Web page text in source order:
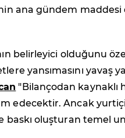
ana gündem maddesi
belirleyici olduğunu
yansımasını yavaş
"Bilançodan kaynaklı
edecektir. Ancak
baskı oluşturan temel